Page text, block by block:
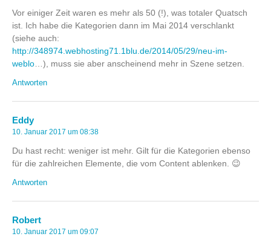
Vor einiger Zeit waren es mehr als 50 (!), was totaler Quatsch
ist. Ich habe die Kategorien dann im Mai 2014 verschlankt
(siehe auch:
http://348974.webhosting71.1blu.de/2014/05/29/neu-im-
weblo …), muss sie aber anscheinend mehr in Szene setzen.
Antworten
Eddy
10. Januar 2017 um 08:38
Du hast recht: weniger ist mehr. Gilt für die Kategorien ebenso
für die zahlreichen Elemente, die vom Content ablenken. 😉
Antworten
Robert
10. Januar 2017 um 09:07